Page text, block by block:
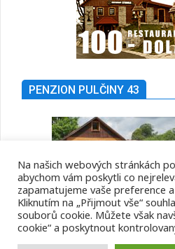
PENZION PULČINY 43
Na našich webových stránkách
abychom vám poskytli co
zapamatujeme vaše preference
Kliknutím na „Přijmout vše“
souborů cookie. Můžete však
cookie“ a poskytnout